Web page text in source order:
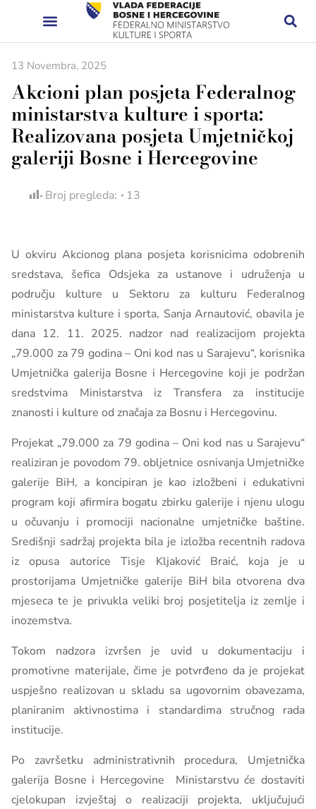
13 Novembra, 2025
Akcioni plan posjeta Federalnog
ministarstva kulture i sporta:
Realizovana posjeta Umjetničkoj
galeriji Bosne i Hercegovine
Broj pregleda: 13
U okviru Akcionog plana posjeta korisnicima odobrenih
sredstava, šefica Odsjeka za ustanove i udruženja u
području kulture u Sektoru za kulturu Federalnog
ministarstva kulture i sporta, Sanja Arnautović, obavila je
dana 12. 11. 2025. nadzor nad realizacijom projekta
„79.000 za 79 godina – Oni kod nas u Sarajevu“, korisnika
Umjetnička galerija Bosne i Hercegovine koji je podržan
sredstvima Ministarstva iz Transfera za institucije
znanosti i kulture od značaja za Bosnu i Hercegovinu.
Projekat „79.000 za 79 godina – Oni kod nas u Sarajevu“
realiziran je povodom 79. obljetnice osnivanja Umjetničke
galerije BiH, a koncipiran je kao izložbeni i edukativni
program koji afirmira bogatu zbirku galerije i njenu ulogu
u očuvanju i promociji nacionalne umjetničke baštine.
Središnji sadržaj projekta bila je izložba recentnih radova
iz opusa autorice Tisje Kljaković Braić, koja je u
prostorijama Umjetničke galerije BiH bila otvorena dva
mjeseca te je privukla veliki broj posjetitelja iz zemlje i
inozemstva.
Tokom nadzora izvršen je uvid u dokumentaciju i
promotivne materijale, čime je potvrđeno da je projekat
uspješno realizovan u skladu sa ugovornim obavezama,
planiranim aktivnostima i standardima stručnog rada
institucije.
Po završetku administrativnih procedura, Umjetnička
galerija Bosne i Hercegovine Ministarstvu će dostaviti
cjelokupan izvještaj o realizaciji projekta, uključujući